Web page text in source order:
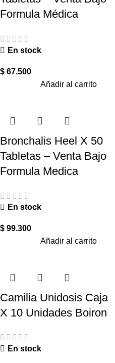
Formula Médica
En stock
$ 67.500
Añadir al carrito
Bronchalis Heel X 50
Tabletas – Venta Bajo
Formula Medica
En stock
$ 99.300
Añadir al carrito
Camilia Unidosis Caja
X 10 Unidades Boiron
En stock